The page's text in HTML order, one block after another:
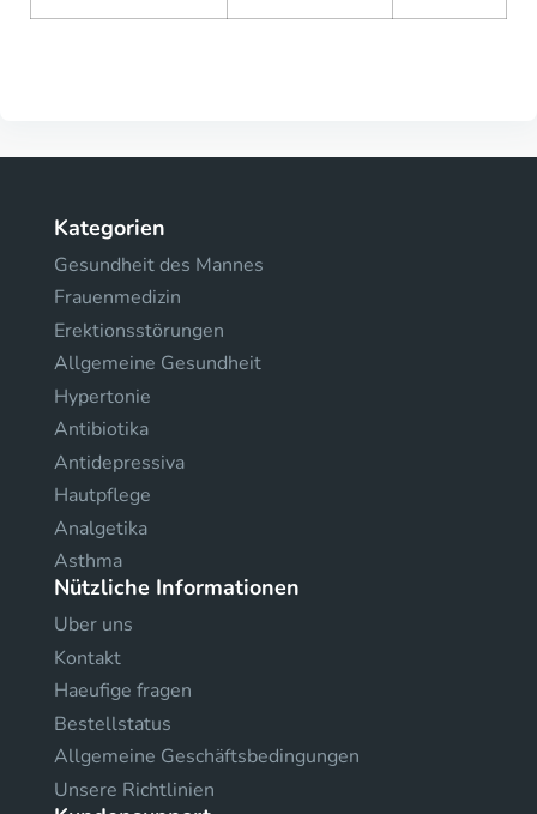
Kategorien
Gesundheit des Mannes
Frauenmedizin
Erektionsstörungen
Allgemeine Gesundheit
Hypertonie
Antibiotika
Antidepressiva
Hautpflege
Analgetika
Asthma
Nützliche Informationen
Uber uns
Kontakt
Haeufige fragen
Bestellstatus
Allgemeine Geschäftsbedingungen
Unsere Richtlinien